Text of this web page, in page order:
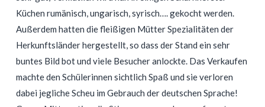
Küchen rumänisch, ungarisch, syrisch…. gekocht werden.
Außerdem hatten die fleißigen Mütter Spezialitäten der
Herkunftsländer hergestellt, so dass der Stand ein sehr
buntes Bild bot und viele Besucher anlockte. Das Verkaufen
machte den Schülerinnen sichtlich Spaß und sie verloren
dabei jegliche Scheu im Gebrauch der deutschen Sprache!